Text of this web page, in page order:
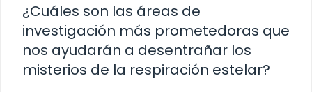
¿Cuáles son las áreas de
investigación más prometedoras que
nos ayudarán a desentrañar los
misterios de la respiración estelar?